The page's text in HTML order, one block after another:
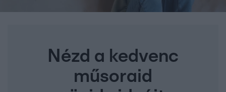
Nézd a kedvenc
műsoraid